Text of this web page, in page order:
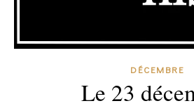
DÉCEMBRE
Le 23